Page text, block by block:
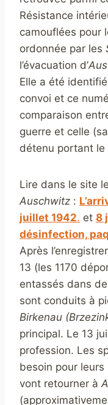
Résistance
camouflées pour
ordonnée par les
l’évacuation d’
Elle a été
convoi et ce
comparaison
guerre et celle
détenu portant le
Lire dans le site
Auschwitz :
juillet 1942. et 8
désinfection,
Après
13 (les 1170
entassés dans
sont conduits à
Birkenau
principal. Le 13
profession. Les
besoin pour
vont retourner à